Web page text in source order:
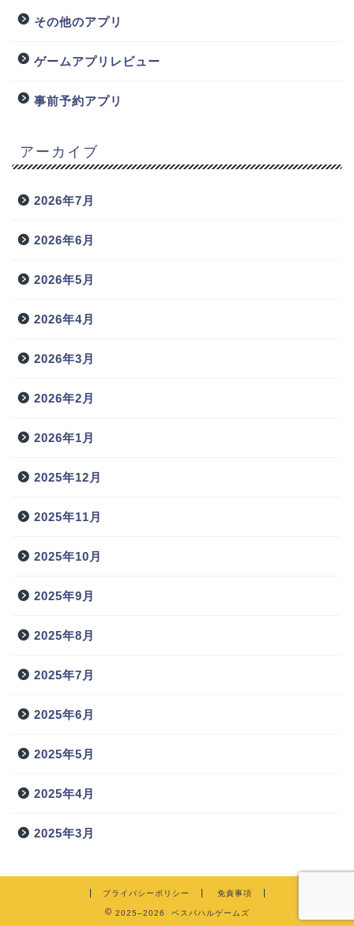
その他のアプリ
ゲームアプリレビュー
事前予約アプリ
アーカイブ
2026年7月
2026年6月
2026年5月
2026年4月
2026年3月
2026年2月
2026年1月
2025年12月
2025年11月
2025年10月
2025年9月
2025年8月
2025年7月
2025年6月
2025年5月
2025年4月
2025年3月
プライバシーポリシー 免責事項
2025–2026 ベスパハルゲームズ